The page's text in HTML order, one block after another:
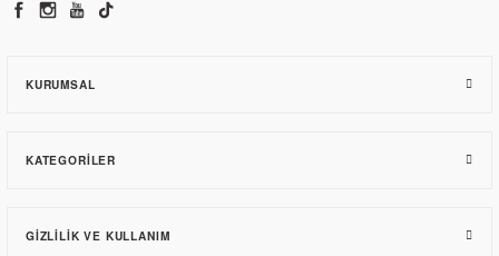
KURUMSAL
KATEGORILER
GIZLILIK VE KULLANIM